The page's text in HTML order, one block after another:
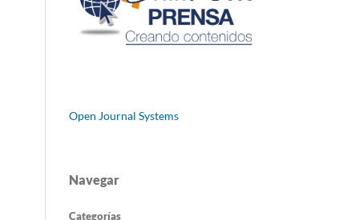
Open Journal Systems
Navegar
Categorías